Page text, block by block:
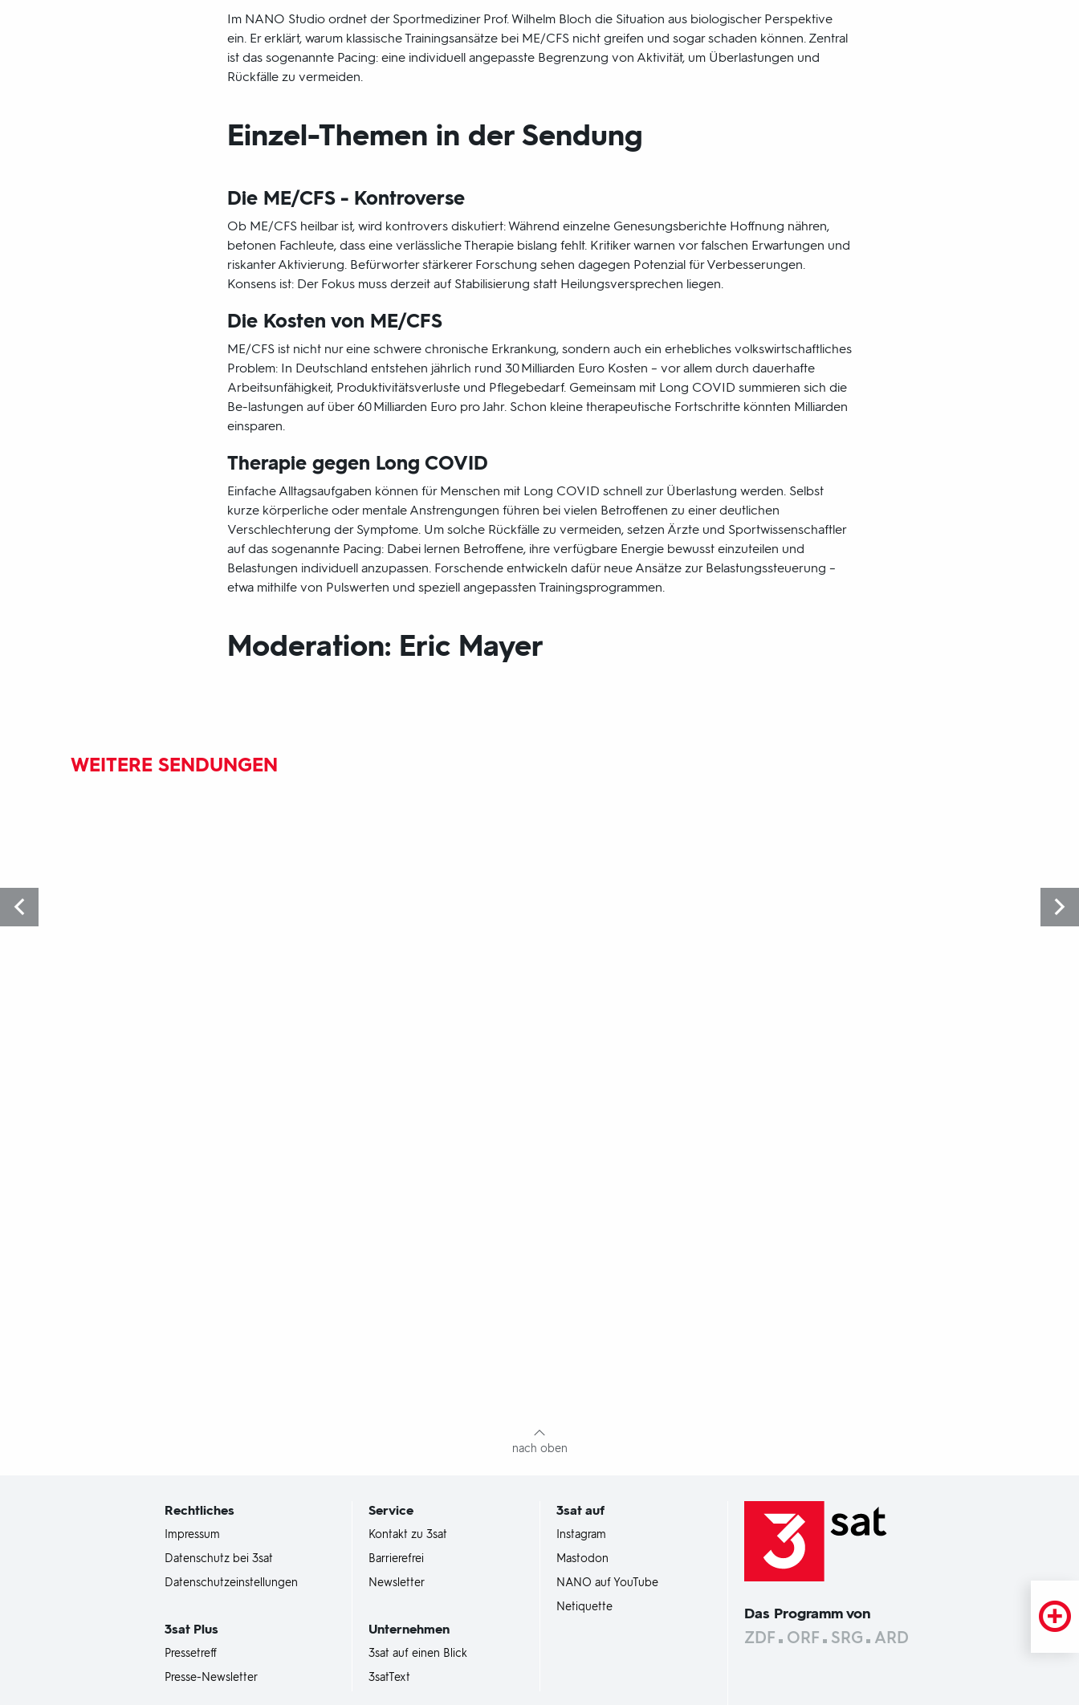
Im NANO Studio ordnet der Sportmediziner Prof. Wilhelm Bloch die Situation aus biologischer Perspektive
ein. Er erklärt, warum klassische Trainingsansätze bei ME/CFS nicht greifen und sogar schaden können. Zentral
ist das sogenannte Pacing: eine individuell angepasste Begrenzung von Aktivität, um Überlastungen und
Rückfälle zu vermeiden.
Einzel-Themen in der Sendung
Die ME/CFS - Kontroverse
Ob ME/CFS heilbar ist, wird kontrovers diskutiert: Während einzelne Genesungsberichte Hoffnung nähren,
betonen Fachleute, dass eine verlässliche Therapie bislang fehlt. Kritiker warnen vor falschen Erwartungen und
riskanter Aktivierung. Befürworter stärkerer Forschung sehen dagegen Potenzial für Verbesserungen.
Konsens ist: Der Fokus muss derzeit auf Stabilisierung statt Heilungsversprechen liegen.
Die Kosten von ME/CFS
ME/CFS ist nicht nur eine schwere chronische Erkrankung, sondern auch ein erhebliches volkswirtschaftliches
Problem: In Deutschland entstehen jährlich rund 30 Milliarden Euro Kosten – vor allem durch dauerhafte
Arbeitsunfähigkeit, Produktivitätsverluste und Pflegebedarf. Gemeinsam mit Long COVID summieren sich die
Be-lastungen auf über 60 Milliarden Euro pro Jahr. Schon kleine therapeutische Fortschritte könnten Milliarden
einsparen.
Therapie gegen Long COVID
Einfache Alltagsaufgaben können für Menschen mit Long COVID schnell zur Überlastung werden. Selbst
kurze körperliche oder mentale Anstrengungen führen bei vielen Betroffenen zu einer deutlichen
Verschlechterung der Symptome. Um solche Rückfälle zu vermeiden, setzen Ärzte und Sportwissenschaftler
auf das sogenannte Pacing: Dabei lernen Betroffene, ihre verfügbare Energie bewusst einzuteilen und
Belastungen individuell anzupassen. Forschende entwickeln dafür neue Ansätze zur Belastungssteuerung –
etwa mithilfe von Pulswerten und speziell angepassten Trainingsprogrammen.
Moderation: Eric Mayer
WEITERE SENDUNGEN
nach oben
Rechtliches
Impressum
Datenschutz bei 3sat
Datenschutzeinstellungen
3satPlus
Pressetreff
Presse-Newsletter
Service
Kontakt zu 3sat
Barrierefrei
Newsletter
Unternehmen
3sat auf einen Blick
3satText
3sat auf
Instagram
Mastodon
NANO auf YouTube
Netiquette
Das Programm von
ZDF ORF SRG ARD